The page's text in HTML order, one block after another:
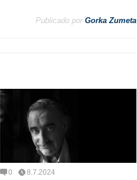
Publicado por Gorka Zumeta
0 8.7.2024